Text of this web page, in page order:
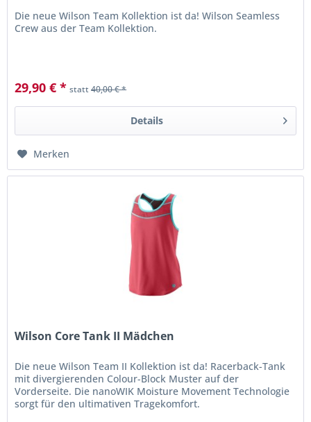
Die neue Wilson Team Kollektion ist da! Wilson Seamless
Crew aus der Team Kollektion.
29,90 € * statt40,00 € *
Details
Merken
Wilson Core Tank II Mädchen
Die neue Wilson Team II Kollektion ist da! Racerback-Tank
mit divergierenden Colour-Block Muster auf der
Vorderseite. Die nanoWIK Moisture Movement Technologie
sorgt für den ultimativen Tragekomfort.